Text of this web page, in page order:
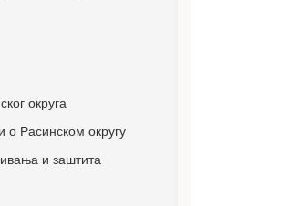
округа
о Расинском округу
и заштита